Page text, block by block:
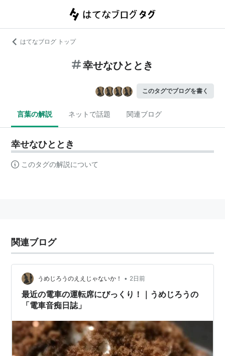
はてなブログ トップ
幸せなひととき
このタグでブログを書く
言葉の解説 ネットで話題 関連ブログ
幸せなひととき
このタグの解説について
関連ブログ
うめじろうのええじゃないか！ • 2日前
最近の電車の運転席にびっくり！｜うめじろうの
「電車音痴日誌」